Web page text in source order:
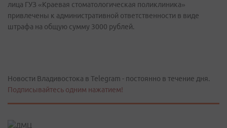
лица ГУЗ «Краевая стоматологическая поликлиника»
привлечены к административной ответственности в виде
штрафа на общую сумму 3000 рублей.
Новости Владивостока в Telegram - постоянно в течение дня.
Подписывайтесь одним нажатием!